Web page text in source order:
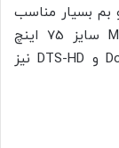
بم بسیار مناسب
است. تلویزیون شیائومی مدل Mi TV Q1 75 سایز 75 اینچ
همچنین از استاندارد صوتی Dolby Digital Plus و DTS-HD نیز